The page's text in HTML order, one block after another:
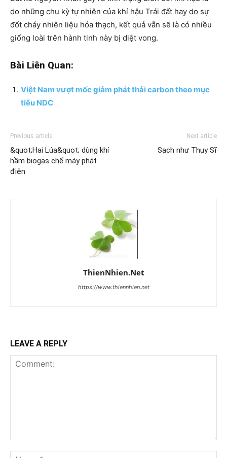
do những chu kỳ tự nhiên của khí hậu Trái đất hay do sự
đốt cháy nhiên liệu hóa thạch, kết quả vẫn sẽ là có nhiều
giống loài trên hành tinh này bị diệt vong.
Bài Liên Quan:
Việt Nam vượt mốc giảm phát thải carbon theo mục
tiêu NDC
Previous article
&quot;Hai Lúa&quot; dùng khí
hầm biogas chế máy phát
điện
Next article
Sạch như Thụy Sĩ
ThienNhien.Net
https://www.thiennhien.net
LEAVE A REPLY